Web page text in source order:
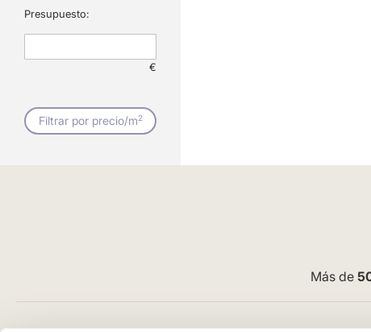
Presupuesto:
€
Filtrar por precio/m2
Más de